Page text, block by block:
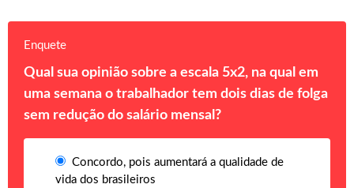
Enquete
Qual sua opinião sobre a escala 5x2, na qual em
uma semana o trabalhador tem dois dias de folga
sem redução do salário mensal?
Concordo, pois aumentará a qualidade de
vida dos brasileiros